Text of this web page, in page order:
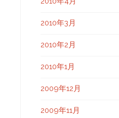
2010年3月
2010年2月
2010年1月
2009年12月
2009年11月